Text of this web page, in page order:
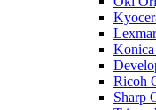
Ricoh
Sharp